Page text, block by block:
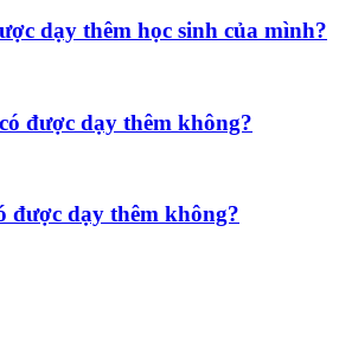
dạy thêm học sinh của mình?
được dạy thêm không?
được dạy thêm không?